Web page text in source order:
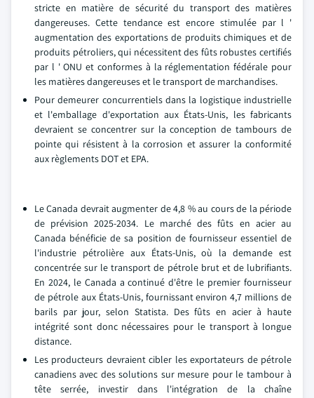
stricte en matière de sécurité du transport des matières
dangereuses. Cette tendance est encore stimulée par l '
augmentation des exportations de produits chimiques et de
produits pétroliers, qui nécessitent des fûts robustes certifiés
par l ' ONU et conformes à la réglementation fédérale pour
les matières dangereuses et le transport de marchandises.
Pour demeurer concurrentiels dans la logistique industrielle
et l'emballage d'exportation aux États-Unis, les fabricants
devraient se concentrer sur la conception de tambours de
pointe qui résistent à la corrosion et assurer la conformité
aux règlements DOT et EPA.
Le Canada devrait augmenter de 4,8 % au cours de la période
de prévision 2025-2034. Le marché des fûts en acier au
Canada bénéficie de sa position de fournisseur essentiel de
l'industrie pétrolière aux États-Unis, où la demande est
concentrée sur le transport de pétrole brut et de lubrifiants.
En 2024, le Canada a continué d'être le premier fournisseur
de pétrole aux États-Unis, fournissant environ 4,7 millions de
barils par jour, selon Statista. Des fûts en acier à haute
intégrité sont donc nécessaires pour le transport à longue
distance.
Les producteurs devraient cibler les exportateurs de pétrole
canadiens avec des solutions sur mesure pour le tambour à
tête serrée, investir dans l'intégration de la chaîne